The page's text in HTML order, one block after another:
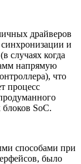
драйверов
и
случаях когда
напрямую
что
процесс
SoC.
способами при
было